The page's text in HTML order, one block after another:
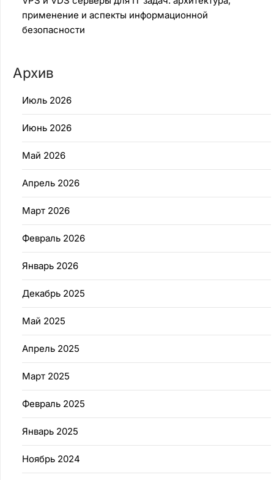
применение и аспекты информационной
безопасности
Архив
Июль 2026
Июнь 2026
Май 2026
Апрель 2026
Март 2026
Февраль 2026
Январь 2026
Декабрь 2025
Май 2025
Апрель 2025
Март 2025
Февраль 2025
Январь 2025
Ноябрь 2024